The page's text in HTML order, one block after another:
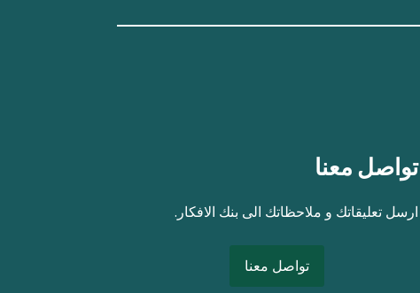
تواصل معنا
ارسل تعليقاتك و ملاحظاتك الى بنك الافكار.
تواصل معنا